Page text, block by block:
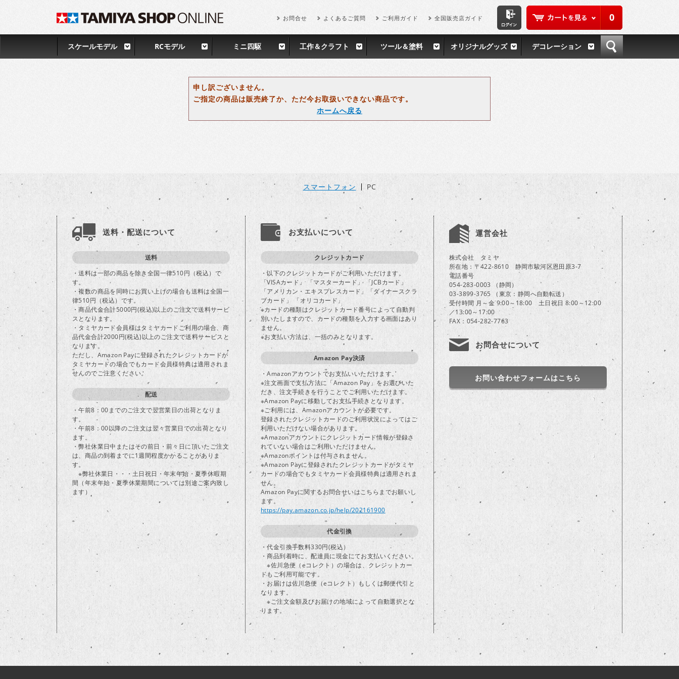
0
お問合せ よくあるご質問 ご利用ガイド 全国販売店ガイド
スケールモデル RCモデル ミニ四駆 工作＆クラフト ツール＆塗料 オリジナルグッズ デコレーション
申し訳ございません。
ご指定の商品は販売終了か、ただ今お取扱いできない商品です。
ホームへ戻る
スマートフォン PC
送料・配送について
送料
・送料は一部の商品を除き全国一律510円（税込）で
す。
・複数の商品を同時にお買い上げの場合も送料は全国一
律510円（税込）です。
・商品代金合計5000円(税込)以上のご注文で送料サービ
スとなります。
・タミヤカード会員様はタミヤカードご利用の場合、商
品代金合計2000円(税込)以上のご注文で送料サービスと
なります。
ただし、Amazon Payに登録されたクレジットカードが
タミヤカードの場合でもカード会員様特典は適用されま
せんのでご注意ください。
配送
・午前8：00までのご注文で翌営業日の出荷となりま
す。
・午前8：00以降のご注文は翌々営業日での出荷となり
ます。
・弊社休業日中またはその前日・前々日に頂いたご注文
は、商品の到着までに1週間程度かかることがありま
す。
※弊社休業日・・・土日祝日・年末年始・夏季休暇期
間（年末年始・夏季休業期間については別途ご案内致し
ます）
お支払いについて
クレジットカード
・以下のクレジットカードがご利用いただけます。
「VISAカード」 「マスターカード」 「JCBカード」
「アメリカン・エキスプレスカード」「ダイナースクラ
ブカード」 「オリコカード」
※カードの種類はクレジットカード番号によって自動判
別いたしますので、カードの種類を入力する画面はあり
ません。
※お支払い方法は、一括のみとなります。
Amazon Pay決済
・Amazonアカウントでお支払いいただけます。
※注文画面で支払方法に「Amazon Pay」をお選びいた
だき、注文手続きを行うことでご利用いただけます。
※Amazon Payに移動してお支払手続きとなります。
※ご利用には、Amazonアカウントが必要です。
登録されたクレジットカードのご利用状況によってはご
利用いただけない場合があります。
※Amazonアカウントにクレジットカード情報が登録さ
れていない場合はご利用いただけません。
※Amazonポイントは付与されません。
※Amazon Payに登録されたクレジットカードがタミヤ
カードの場合でもタミヤカード会員様特典は適用されま
せん。
Amazon Payに関するお問合せいはこちらまでお願いし
ます。
https://pay.amazon.co.jp/help/202161900
代金引換
・代金引換手数料330円(税込）
・商品到着時に、配達員に現金にてお支払いください。
※佐川急便（eコレクト）の場合は、クレジットカー
ドもご利用可能です。
・お届けは佐川急便（eコレクト）もしくは郵便代引と
なります。
※ご注文金額及びお届けの地域によって自動選択とな
ります。
運営会社
株式会社 タミヤ
所在地：〒422-8610 静岡市駿河区恩田原3-7
電話番号
054-283-0003 （静岡）
03-3899-3765 （東京：静岡へ自動転送）
受付時間 月～金 9:00～18:00 土日祝日 8:00～12:00
／13:00～17:00
FAX：054-282-7763
お問合せについて
お問い合わせフォームはこちら